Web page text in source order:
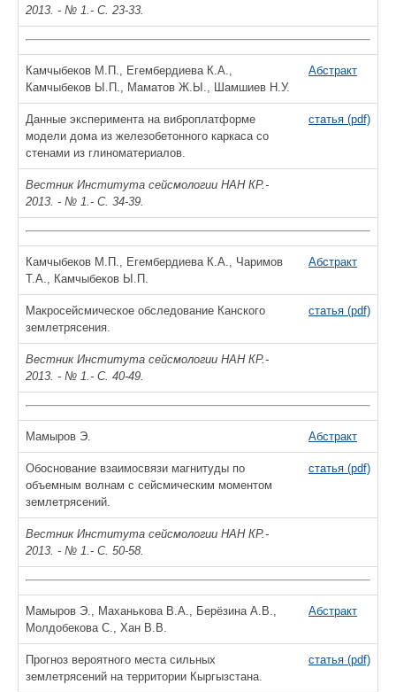
2013. - № 1.- С. 23-33.
Камчыбеков М.П., Егембердиева К.А.,
Камчыбеков Ы.П., Маматов Ж.Ы., Шамшиев Н.У.
Абстракт
Данные эксперимента на виброплатформе
модели дома из железобетонного каркаса со
стенами из глиноматериалов.
статья (pdf)
Вестник Института сейсмологии НАН КР.-
2013. - № 1.- С. 34-39.
Камчыбеков М.П., Егембердиева К.А., Чаримов
Т.А., Камчыбеков Ы.П.
Абстракт
Макросейсмическое обследование Канского
землетрясения.
статья (pdf)
Вестник Института сейсмологии НАН КР.-
2013. - № 1.- С. 40-49.
Мамыров Э. Абстракт
Обоснование взаимосвязи магнитуды по
объемным волнам с сейсмическим моментом
землетрясений.
статья (pdf)
Вестник Института сейсмологии НАН КР.-
2013. - № 1.- С. 50-58.
Мамыров Э., Маханькова В.А., Берёзина А.В.,
Молдобекова С., Хан В.В.
Абстракт
Прогноз вероятного места сильных
землетрясений на территории Кыргызстана.
статья (pdf)